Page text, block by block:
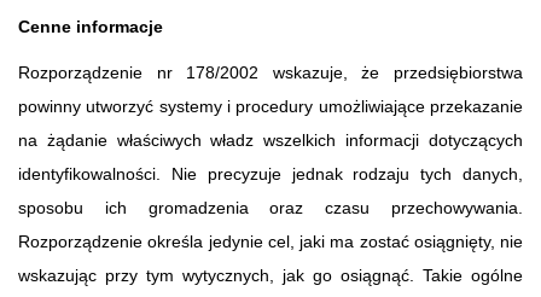
Cenne informacje
Rozporządzenie nr 178/2002 wskazuje, że przedsiębiorstwa
powinny utworzyć systemy i procedury umożliwiające przekazanie
na żądanie właściwych władz wszelkich informacji dotyczących
identyfikowalności. Nie precyzuje jednak rodzaju tych danych,
sposobu ich gromadzenia oraz czasu przechowywania.
Rozporządzenie określa jedynie cel, jaki ma zostać osiągnięty, nie
wskazując przy tym wytycznych, jak go osiągnąć. Takie ogólne